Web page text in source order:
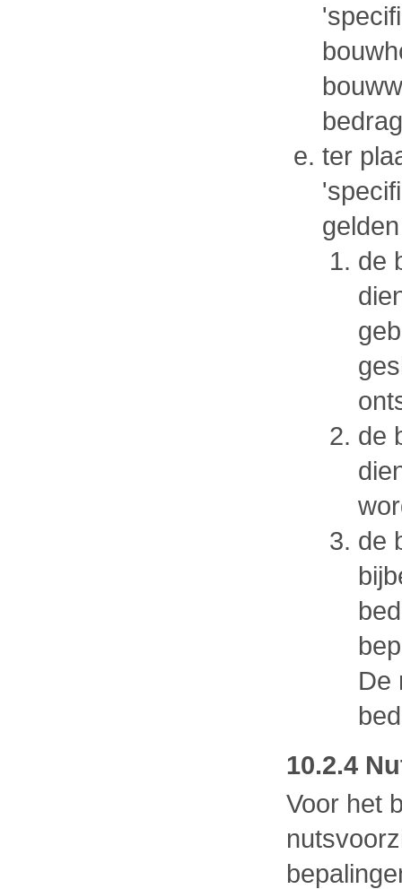
ter
de
de
de
De
10.2.4
Voor het